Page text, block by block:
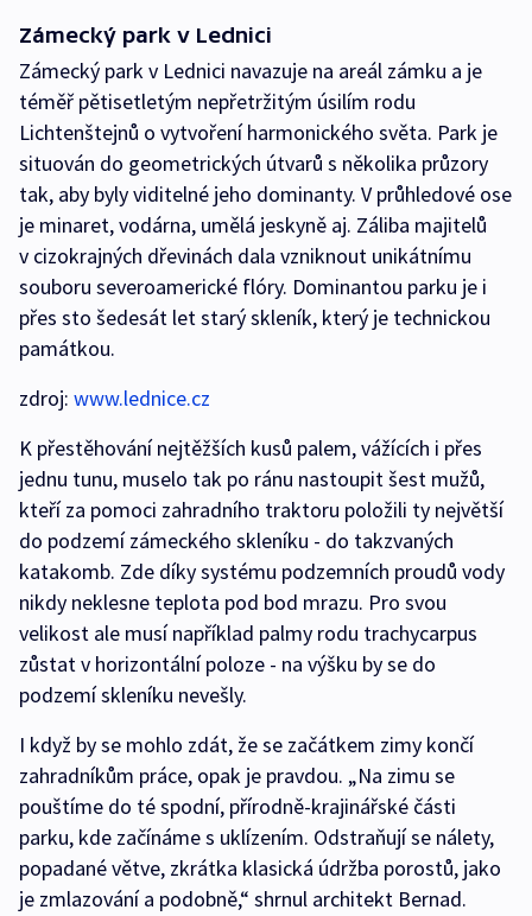
Zámecký park v Lednici
Zámecký park v Lednici navazuje na areál zámku a je
téměř pětisetletým nepřetržitým úsilím rodu
Lichtenštejnů o vytvoření harmonického světa. Park je
situován do geometrických útvarů s několika průzory
tak, aby byly viditelné jeho dominanty. V průhledové ose
je minaret, vodárna, umělá jeskyně aj. Záliba majitelů
v cizokrajných dřevinách dala vzniknout unikátnímu
souboru severoamerické flóry. Dominantou parku je i
přes sto šedesát let starý skleník, který je technickou
památkou.
zdroj: www.lednice.cz
K přestěhování nejtěžších kusů palem, vážících i přes
jednu tunu, muselo tak po ránu nastoupit šest mužů,
kteří za pomoci zahradního traktoru položili ty největší
do podzemí zámeckého skleníku - do takzvaných
katakomb. Zde díky systému podzemních proudů vody
nikdy neklesne teplota pod bod mrazu. Pro svou
velikost ale musí například palmy rodu trachycarpus
zůstat v horizontální poloze - na výšku by se do
podzemí skleníku nevešly.
I když by se mohlo zdát, že se začátkem zimy končí
zahradníkům práce, opak je pravdou. „Na zimu se
pouštíme do té spodní, přírodně-krajinářské části
parku, kde začínáme s uklízením. Odstraňují se nálety,
popadané větve, zkrátka klasická údržba porostů, jako
je zmlazování a podobně,“ shrnul architekt Bernad.